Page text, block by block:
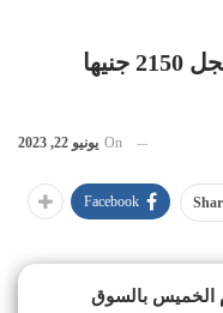
سعر الذهب اليوم فى مصر يسجل 2150 جنيها
On يونيو 22, 2023
Facebook
الخميس بالسوق